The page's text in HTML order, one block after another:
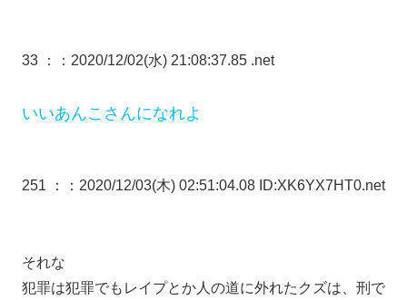
33 ： ：2020/12/02(水) 21:08:37.85 .net
いいあんこさんになれよ
251 ： ：2020/12/03(木) 02:51:04.08 ID:XK6YX7HT0.net
それな
犯罪は犯罪でもレイプとか人の道に外れたクズは、刑で